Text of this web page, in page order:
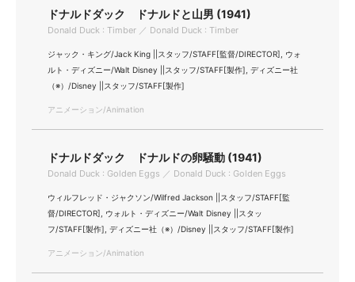
ドナルドダック ドナルドと山男 (1941)
Donald Duck : Timber ／ Donald Duck : Timber
ジャック・キング/Jack King ||スタッフ/STAFF[監督/DIRECTOR], ウォ
ルト・ディズニー/Walt Disney ||スタッフ/STAFF[製作], ディズニー社
（※）/Disney ||スタッフ/STAFF[製作]
アニメーション/Animation
ドナルドダック ドナルドの卵騒動 (1941)
Donald Duck : Golden Eggs ／ Donald Duck : Golden Eggs
ウィルフレッド・ジャクソン/Wilfred Jackson ||スタッフ/STAFF[監
督/DIRECTOR], ウォルト・ディズニー/Walt Disney ||スタッ
フ/STAFF[製作], ディズニー社（※）/Disney ||スタッフ/STAFF[製作]
アニメーション/Animation